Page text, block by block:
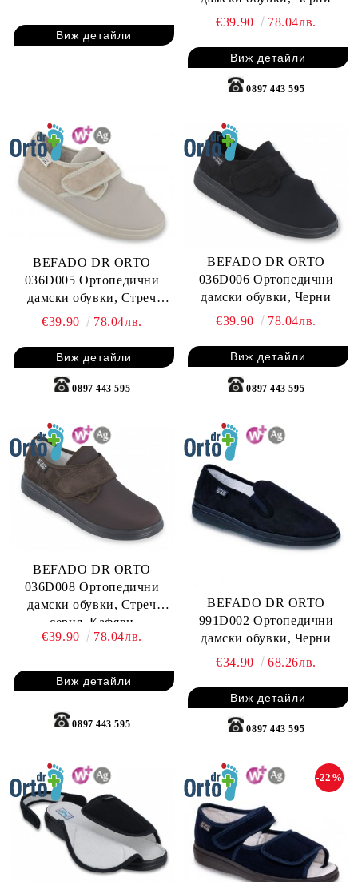
Виж детайли
€39.90
78.04лв.
Виж детайли
0897 443 595
BEFADO DR ORTO
036D005 Ортопедични
дамски обувки, Стреч
серия, Бежови
€39.90 78.04лв.
Виж детайли
0897 443 595
BEFADO DR ORTO
036D006 Ортопедични
дамски обувки, Черни
€39.90
78.04лв.
Виж детайли
0897 443 595
BEFADO DR ORTO
036D008 Ортопедични
дамски обувки, Стреч
серия, Кафяви
€39.90
78.04лв.
Виж детайли
0897 443 595
BEFADO DR ORTO
991D002 Ортопедични
дамски обувки, Черни
€34.90
68.26лв.
Виж детайли
0897 443 595
-22%